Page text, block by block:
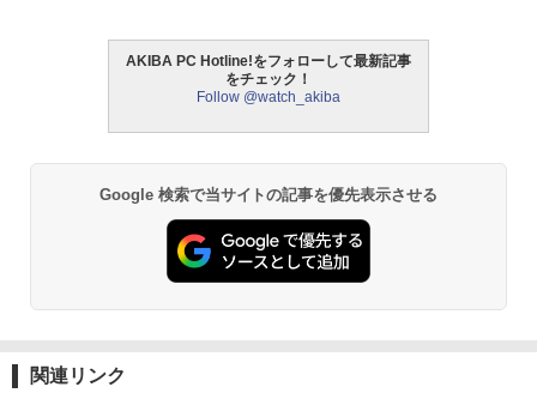
AKIBA PC Hotline!をフォローして最新記事
をチェック！
Follow @watch_akiba
Google 検索で当サイトの記事を優先表示させる
関連リンク